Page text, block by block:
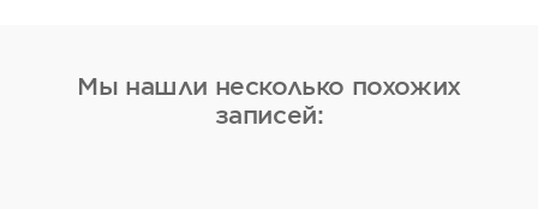
Мы нашли несколько похожих
записей: